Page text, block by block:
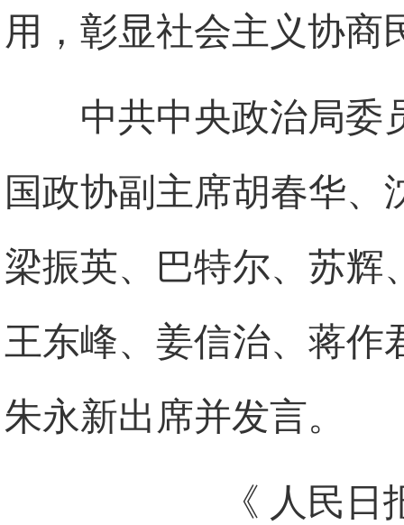
用，彰显社会主义协商
中共中央政治局委
国政协副主席胡春华、
梁振英、巴特尔、苏辉
王东峰、姜信治、蒋作
朱永新出席并发言。
《 人民